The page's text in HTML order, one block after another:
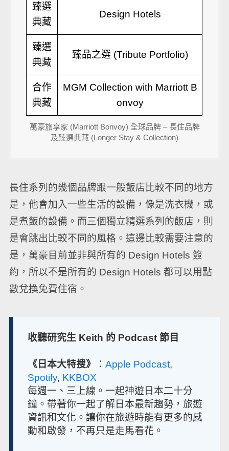
臻選
典藏
Design Hotels
臻選
典藏
臻品之選 (Tribute Portfolio)
合作
典藏
MGM Collection with Marriott B
onvoy
萬豪旅享家 (Marriott Bonvoy) 全球品牌 – 長住品牌
及臻選典藏 (Longer Stay & Collection)
長住系列的幾個品牌跟一般飯店比較不同的地方
是，他會加入一些生活的設備，像是洗衣機，或
是煮飯的設備。而三個獨立精選系列的飯店，則
是會跳出比較不同的風格。這邊比較需要注意的
是，萬豪目前並非與所有的 Design Hotels 簽
約，所以不是所有的 Design Hotels 都可以用點
數兌換免費住宿。
收聽研究生 Keith 的 Podcast 節目
《日本大特搜》 ：Apple Podcast,
Spotify, KKBOX
每週一、三上線。一起神遊日本二十分
鐘。帶著你一起了解日本最新趨勢，旅遊
資訊和文化。讓你在旅遊時能有更多的感
動和啟發，不再只是走馬看花。